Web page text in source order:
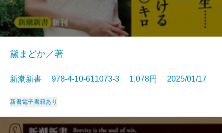
黛まどか／著
新潮新書 978-4-10-611073-3 1,078円 2025/01/17
新書電子書籍あり